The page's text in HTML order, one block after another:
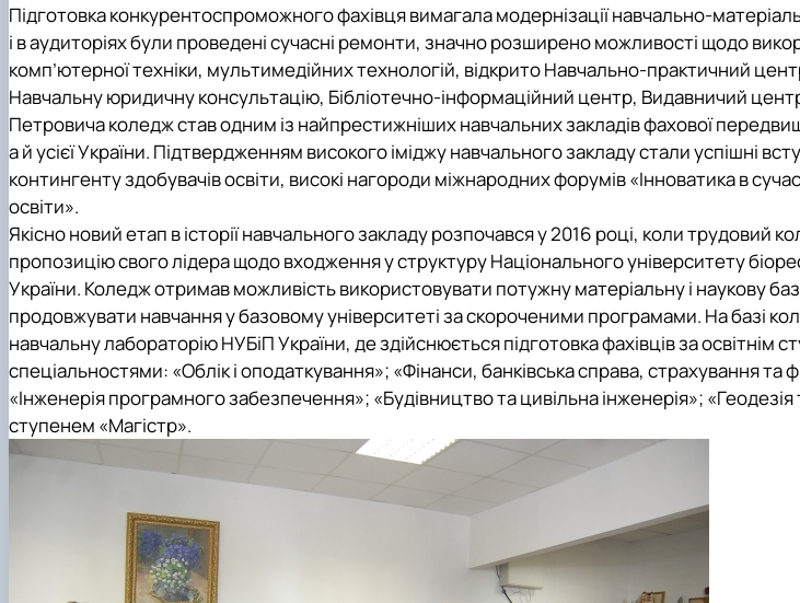
Підготовка конкурентоспроможного фахівця вимагала модернізації навчально-
і в аудиторіях були проведені сучасні ремонти, значно розширено можливості щодо
комп’ютерної техніки, мультимедійних технологій, відкрито Навчально-практичний
Навчальну юридичну консультацію, Бібліотечно-інформаційний центр, Видавничий
Петровича коледж став одним із найпрестижніших навчальних закладів фахової
а й усієї України. Підтвердженням високого іміджу навчального закладу стали успішні
контингенту здобувачів освіти, високі нагороди міжнародних форумів «Інноватика в
освіти».
Якісно новий етап в історії навчального закладу розпочався у 2016 році, коли трудовий
пропозицію свого лідера щодо входження у структуруНаціонального університету
України. Коледж отримав можливість використовувати потужну матеріальну і наукову
продовжувати навчання у базовому університеті за скороченими програмами. На базі
навчальну лабораторію НУБіП України, де здійснюється підготовка фахівців за освітнім
спеціальностями: «Облік і оподаткування»; «Фінанси, банківська справа, страхування та
«Інженерія програмного забезпечення»; «Будівництво та цивільна інженерія»; «Геодезія
ступенем «Магістр».